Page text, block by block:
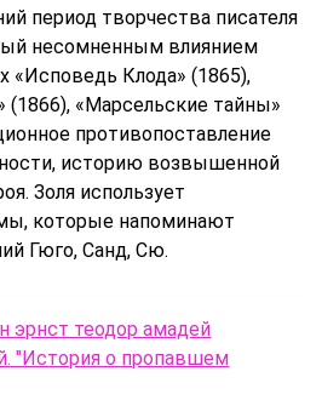
период творчества писателя
несомненным влиянием
«Исповедь Клода» (1865),
«Марсельские тайны»
противопоставление
историю возвышенной
Золя использует
которые напоминают
Гюго, Санд, Сю.
эрнст теодор амадей
"История о пропавшем